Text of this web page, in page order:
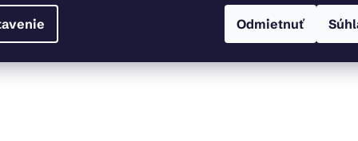
Odmietnuť